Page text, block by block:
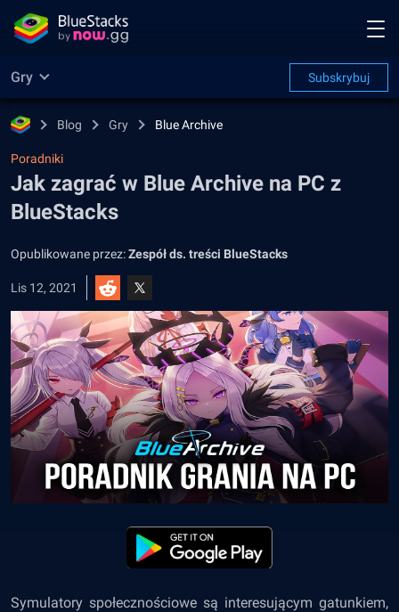
Gry Subskrybuj
Blog Gry Blue Archive
Poradniki
Jak zagrać w Blue Archive na PC z
BlueStacks
Opublikowane przez:Zespół ds. treści BlueStacks
Lis 12, 2021
Symulatory społecznościowe są interesującym gatunkiem,